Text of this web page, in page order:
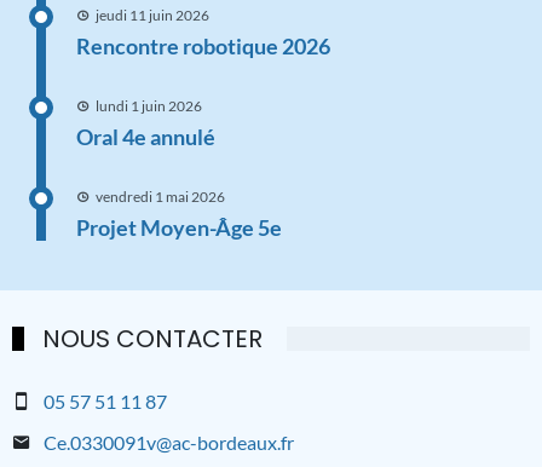
jeudi 11 juin 2026
Rencontre robotique 2026
lundi 1 juin 2026
Oral 4e annulé
vendredi 1 mai 2026
Projet Moyen-Âge 5e
NOUS CONTACTER
05 57 51 11 87
Ce.0330091v@ac-bordeaux.fr